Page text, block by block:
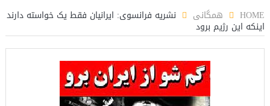
HOME همگانی نشریه فرانسوی: ایرانیان فقط یک خواسته دارند
اینکه این رژیم برود